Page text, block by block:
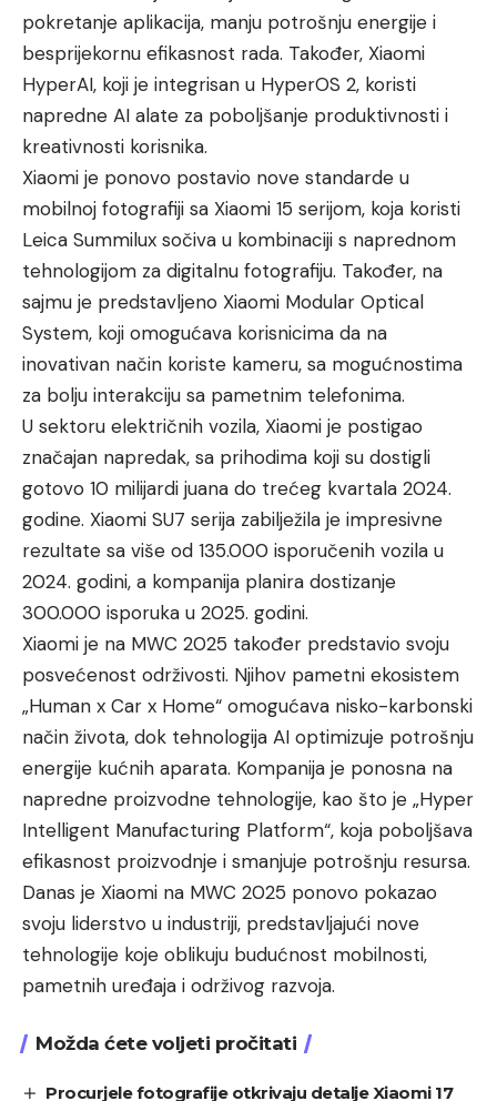
pokretanje aplikacija, manju potrošnju energije i
besprijekornu efikasnost rada. Također, Xiaomi
HyperAI, koji je integrisan u HyperOS 2, koristi
napredne AI alate za poboljšanje produktivnosti i
kreativnosti korisnika.
Xiaomi je ponovo postavio nove standarde u
mobilnoj fotografiji sa Xiaomi 15 serijom, koja koristi
Leica Summilux sočiva u kombinaciji s naprednom
tehnologijom za digitalnu fotografiju. Također, na
sajmu je predstavljeno Xiaomi Modular Optical
System, koji omogućava korisnicima da na
inovativan način koriste kameru, sa mogućnostima
za bolju interakciju sa pametnim telefonima.
U sektoru električnih vozila, Xiaomi je postigao
značajan napredak, sa prihodima koji su dostigli
gotovo 10 milijardi juana do trećeg kvartala 2024.
godine. Xiaomi SU7 serija zabilježila je impresivne
rezultate sa više od 135.000 isporučenih vozila u
2024. godini, a kompanija planira dostizanje
300.000 isporuka u 2025. godini.
Xiaomi je na MWC 2025 također predstavio svoju
posvećenost održivosti. Njihov pametni ekosistem
„Human x Car x Home“ omogućava nisko-karbonski
način života, dok tehnologija AI optimizuje potrošnju
energije kućnih aparata. Kompanija je ponosna na
napredne proizvodne tehnologije, kao što je „Hyper
Intelligent Manufacturing Platform“, koja poboljšava
efikasnost proizvodnje i smanjuje potrošnju resursa.
Danas je Xiaomi na MWC 2025 ponovo pokazao
svoju liderstvo u industriji, predstavljajući nove
tehnologije koje oblikuju budućnost mobilnosti,
pametnih uređaja i održivog razvoja.
Možda ćete voljeti pročitati
Procurjele fotografije otkrivaju detalje Xiaomi 17